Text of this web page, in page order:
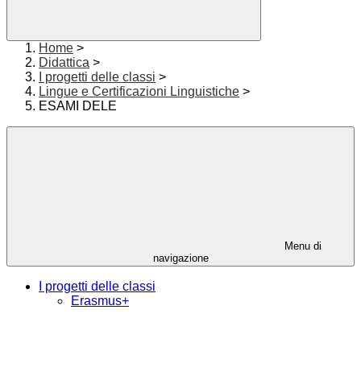
Home >
Didattica >
I progetti delle classi >
Lingue e Certificazioni Linguistiche >
ESAMI DELE
Menu di
navigazione
I progetti delle classi
Erasmus+